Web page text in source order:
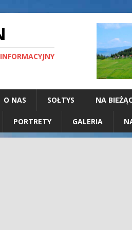
O NAS SOŁTYS NA
PORTRETY GALERIA